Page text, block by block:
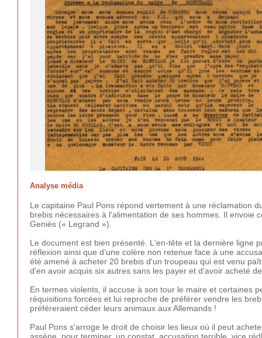
Analyse média
Le capitaine Paul Pons répond vertement à une réclamation
brebis nécessaires à l'alimentation de ses hommes. Il envoie
Geniès (« Legrand »).
Le document est bien présenté. L'en-tête et la dernière ligne
réflexion ainsi que d'une colère non retenue face à une
été amené à acheter 20 brebis d'un troupeau qui est venu
d'en avoir acquis six autres sans les payer et d'avoir acheté
En termes violents, il accuse à son tour le maire et certaines
réquisitions forcées et lui reproche de préférer vendre les
préféreraient céder leurs animaux aux Allemands !
Paul Pons s'arroge le droit de choisir les lieux où il peut
assène, pour terminer, un constat, accusation terrible, vice